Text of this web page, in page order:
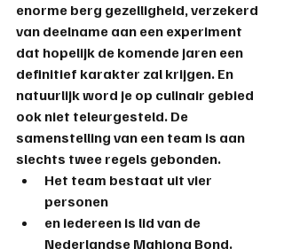
enorme berg gezelligheid, verzekerd
van deelname aan een experiment
dat hopelijk de komende jaren een
definitief karakter zal krijgen. En
natuurlijk word je op culinair gebied
ook niet teleurgesteld. De
samenstelling van een team is aan
slechts twee regels gebonden.
Het team bestaat uit vier
personen
en iedereen is lid van de
Nederlandse Mahjong Bond.